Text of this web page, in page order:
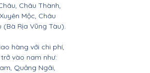
Châu Thành,
Mộc, Châu
Rịa Vũng Tàu).
hàng với chi phí,
vào nam như:
Quảng Ngãi,